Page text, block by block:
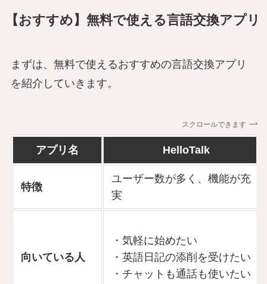
【おすすめ】無料で使える言語交換アプリ
まずは、無料で使えるおすすめの言語交換アプリ
を紹介していきます。
スクロールできます
アプリ名 HelloTalk
特徴
ユーザー数が多く、機能が充
実
向いている人
・気軽に始めたい
・英語日記の添削を受けたい
・チャットも通話も使いたい